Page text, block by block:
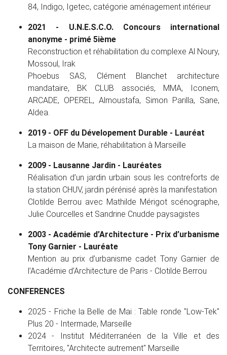
84, Indigo, Igetec, catégorie aménagement intérieur
2021 - U.N.E.S.C.O. Concours international
anonyme - primé 5ième
Reconstruction et réhabilitation du complexe Al Noury,
Mossoul, Irak
Phoebus SAS, Clément Blanchet architecture
mandataire, BK CLUB associés, MMA, Iconem,
ARCADE, OPEREL, Almoustafa, Simon Parilla, Sane,
Aldea.
2019 - OFF du Dévelopement Durable - Lauréat
La maison de Marie, réhabilitation à Marseille
2009 - Lausanne Jardin - Lauréates
Réalisation d’un jardin urbain sous les contreforts de
la station CHUV, jardin pérénisé après la manifestation
Clotilde Berrou avec Mathilde Mérigot scénographe,
Julie Courcelles et Sandrine Cnudde paysagistes
2003 - Académie d’Architecture - Prix d’urbanisme
Tony Garnier - Lauréate
Mention au prix d’urbanisme cadet Tony Garnier de
l’Académie d’Architecture de Paris - Clotilde Berrou
CONFERENCES
2025 - Friche la Belle de Mai : Table ronde "Low-Tek"
Plus 20 - Intermade, Marseille
2024 - Institut Méditerranéen de la Ville et des
Territoires, "Architecte autrement" Marseille